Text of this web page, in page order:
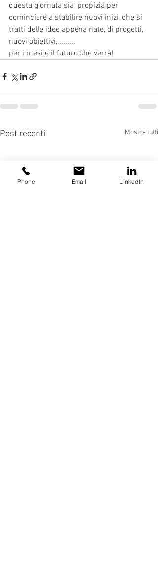
questa giornata sia  propizia per
cominciare a stabilire nuovi inizi, che si
tratti delle idee appena nate, di progetti,
nuovi obiettivi,.........
per i mesi e il futuro che verrà!
Post recenti Mostra tutti
Phone Email LinkedIn